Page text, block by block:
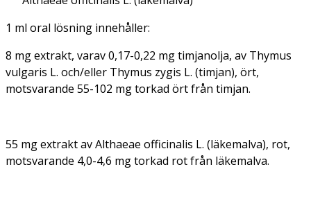
1 ml oral lösning innehåller:
8 mg extrakt, varav 0,17-0,22 mg timjanolja, av Thymus
vulgaris L. och/eller Thymus zygis L. (timjan), ört,
motsvarande 55-102 mg torkad ört från timjan.
55 mg extrakt avAlthaeae officinalis L. (läkemalva), rot,
motsvarande 4,0-4,6 mg torkad rot från läkemalva.